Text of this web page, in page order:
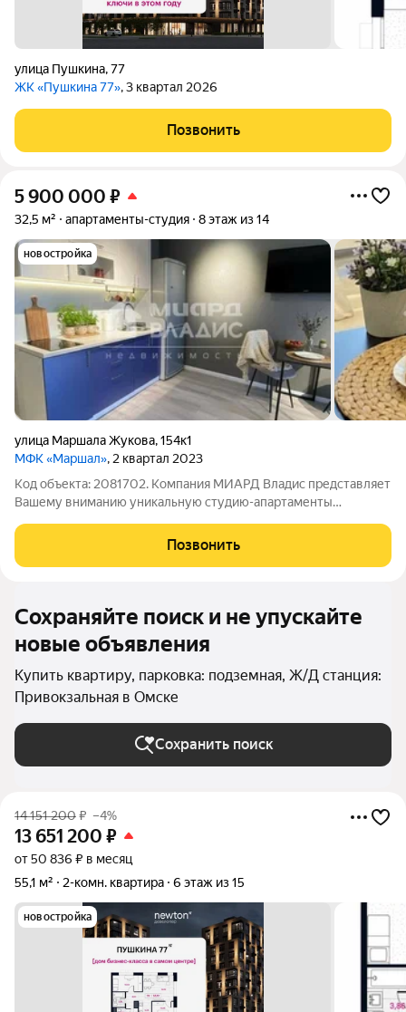
улица Пушкина,77
ЖК «Пушкина 77», 3 квартал 2026
Позвонить
5 900 000 ₽
32,5 м² апартаменты-студия 8 этаж из 14
новостройка
улица Маршала Жукова,154к1
МФК «Маршал», 2 квартал 2023
Код объекта: 2081702. Компания МИАРД Владис представляет
Вашему вниманию уникальную студию-апартаменты
ЖК «МАРШАЛ». Идеальный вариант как для личного
проживания, так и для арендного бизнеса.
Позвонить
Сохраняйте поиск и не упускайте
новые объявления
Купить квартиру, парковка: подземная, Ж/Д станция:
Привокзальная в Омске
Сохранить поиск
14 151 200₽ –4%
13 651 200 ₽
от 50 836 ₽ в месяц
55,1 м²
2-комн. квартира 6 этаж из 15
новостройка